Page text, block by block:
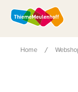
Home